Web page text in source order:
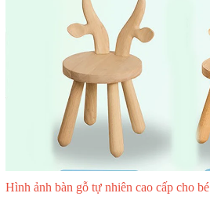
Hình ảnh bàn gỗ tự nhiên cao cấp cho bé